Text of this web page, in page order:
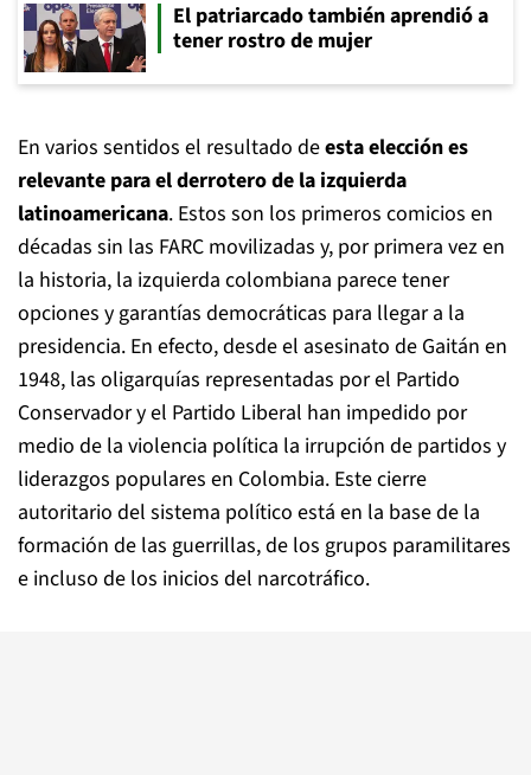
El patriarcado también aprendió a
tener rostro de mujer
En varios sentidos el resultado deesta elección es
relevante para el derrotero de la izquierda
latinoamericana. Estos son los primeros comicios en
décadas sin las FARC movilizadas y, por primera vez en
la historia, la izquierda colombiana parece tener
opciones y garantías democráticas para llegar a la
presidencia. En efecto, desde el asesinato de Gaitán en
1948, las oligarquías representadas por el Partido
Conservador y el Partido Liberal han impedido por
medio de la violencia política la irrupción de partidos y
liderazgos populares en Colombia. Este cierre
autoritario del sistema político está en la base de la
formación de las guerrillas, de los grupos paramilitares
e incluso de los inicios del narcotráfico.